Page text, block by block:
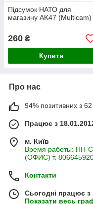
Підсумок НАТО для
магазину АK47 (Multicam)
260 ₴
Купити
Про нас
94% позитивних з 62
Працює з
м. Київ
Время работы: ПН-
(ОФИС) т.
Контакти
Сьогодні працює з
Показати весь